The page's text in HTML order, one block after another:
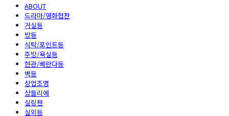
ABOUT
드라마/영화협찬
거실등
방등
식탁/포인트등
주방/욕실등
현관/베란다등
벽등
상업조명
샹들리에
실링팬
실외등